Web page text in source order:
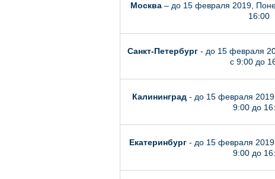
Москва – до 15 февраля 2019,
16:00
Санкт-Петербург- до 15 февраля
с 9:00 до
Калининград- до 15 февраля 2019
9:00 до
Екатеринбург - до 15 февраля 2019
9:00 до